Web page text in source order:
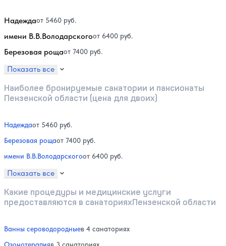
Надеждаот 5460 руб.
имени В.В.Володарскогоот 6400 руб.
Березовая рощаот 7400 руб.
Показать все
Наиболее бронируемые санатории и пансионаты
Пензенской области (цена для двоих)
Надеждаот 5460 руб.
Березовая рощаот 7400 руб.
имени В.В.Володарскогоот 6400 руб.
Показать все
Какие процедуры и медицинские услуги
предоставляются в санаторияхПензенской области
Ванны сероводородныев 4 санаториях